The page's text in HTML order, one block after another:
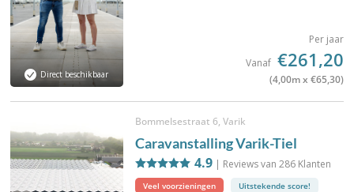
Direct beschikbaar
Per jaar
Vanaf €261,20
(4,00m x €65,30)
Bommelsestraat 6, Varik
Caravanstalling Varik-Tiel
4.9| Reviews van 286Klanten
Veel voorzieningen Uitstekende score!